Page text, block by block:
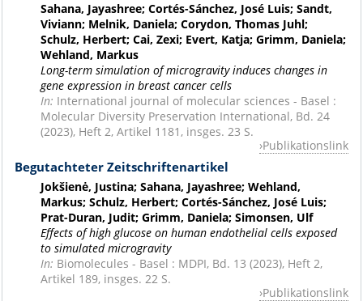
Sahana, Jayashree; Cortés-Sánchez, José Luis; Sandt,
Viviann; Melnik, Daniela; Corydon, Thomas Juhl;
Schulz, Herbert; Cai, Zexi; Evert, Katja; Grimm, Daniela;
Wehland, Markus
Long-term simulation of microgravity induces changes in
gene expression in breast cancer cells
In: International journal of molecular sciences - Basel :
Molecular Diversity Preservation International, Bd. 24
(2023), Heft 2, Artikel 1181, insges. 23 S.
Publikationslink
Begutachteter Zeitschriftenartikel
Jokšienė, Justina; Sahana, Jayashree; Wehland,
Markus; Schulz, Herbert; Cortés-Sánchez, José Luis;
Prat-Duran, Judit; Grimm, Daniela; Simonsen, Ulf
Effects of high glucose on human endothelial cells exposed
to simulated microgravity
In: Biomolecules - Basel : MDPI, Bd. 13 (2023), Heft 2,
Artikel 189, insges. 22 S.
Publikationslink